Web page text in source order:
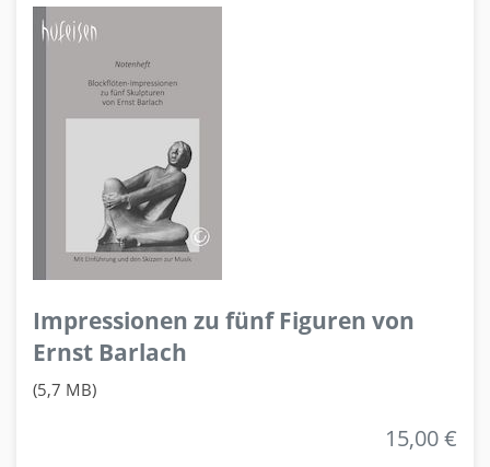
Impressionen zu fünf Figuren von
Ernst Barlach
(5,7 MB)
15,00 €